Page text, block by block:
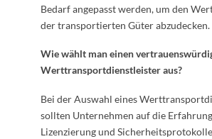
Bedarf angepasst werden, um den
der transportierten Güter abzudecken.
Wie wählt man einen
Werttransportdienstleister aus?
Bei der Auswahl eines
sollten Unternehmen auf die
Lizenzierung und